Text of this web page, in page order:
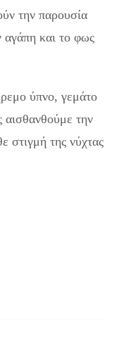
την παρουσία
αγάπη και το φως
ύπνο, γεμάτο
την
στιγμή της νύχτας